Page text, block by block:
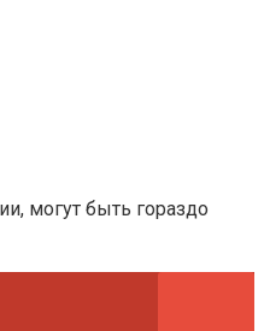
могут быть гораздо